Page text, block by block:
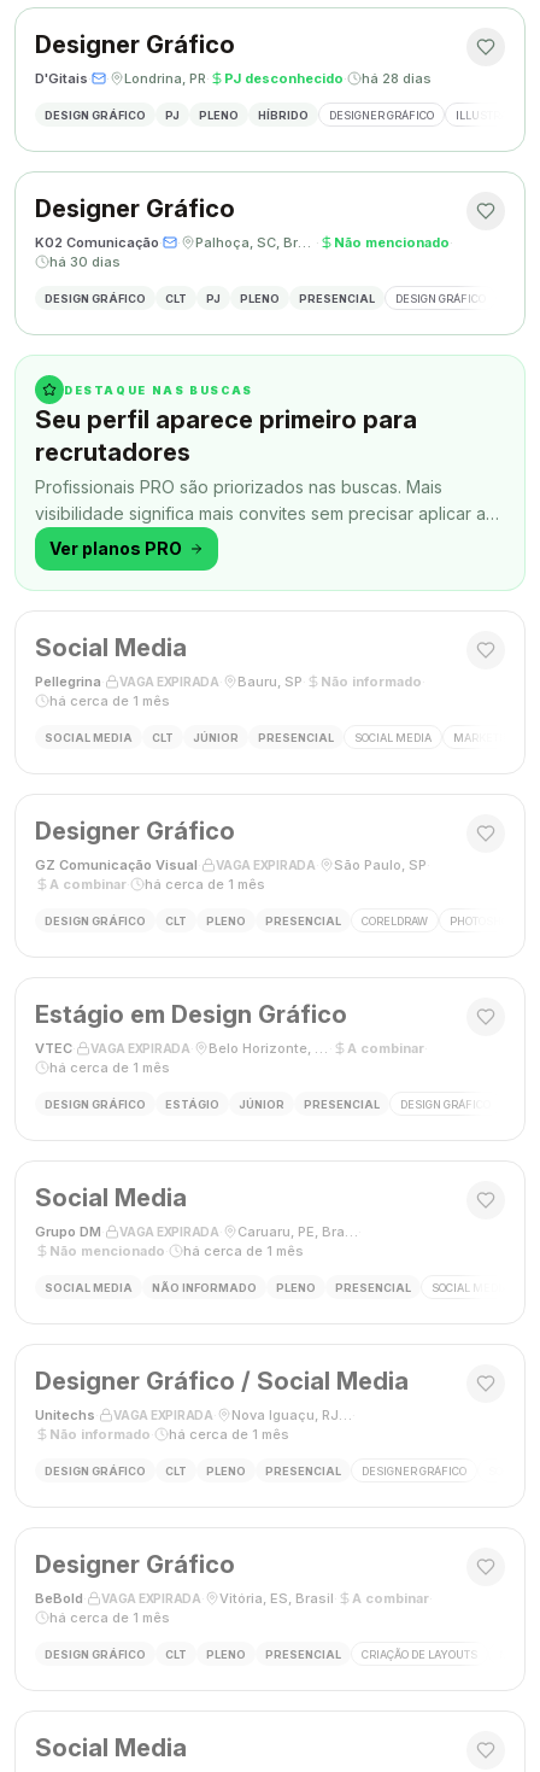
Designer Gráfico
D'Gitais· · Londrina, PR· PJ desconhecido· há 28 dias
DESIGN GRÁFICO PJ PLENO HÍBRIDO DESIGNER GRÁFICO ILLUSTRATOR
Designer Gráfico
K02 Comunicação· · Palhoça, SC, Brasil · Não mencionado·
há 30 dias
DESIGN GRÁFICO CLT PJ PLENO PRESENCIAL DESIGN GRÁFICO
DESTAQUE NAS BUSCAS
Seu perfil aparece primeiro para
recrutadores
Profissionais PRO são priorizados nas buscas. Mais
visibilidade significa mais convites sem precisar aplicar a
todo momento.
Ver planos PRO
Social Media
Pellegrina VAGA EXPIRADA Bauru, SP Não informado
há cerca de 1 mês
SOCIAL MEDIA CLT JÚNIOR PRESENCIAL SOCIAL MEDIA MARKETING
Designer Gráfico
GZ Comunicação Visual VAGA EXPIRADA São Paulo, SP
A combinar
há cerca de 1 mês
DESIGN GRÁFICO CLT PLENO PRESENCIAL CORELDRAW PHOTOSHOP
Estágio em Design Gráfico
VTEC VAGA EXPIRADA Belo Horizonte, MG A combinar·
há cerca de 1 mês
DESIGN GRÁFICO ESTÁGIO JÚNIOR PRESENCIAL DESIGN GRÁFICO
Social Media
Grupo DM VAGA EXPIRADA Caruaru, PE, Brasil
Não mencionado
há cerca de 1 mês
SOCIAL MEDIA NÃO INFORMADO PLENO PRESENCIAL SOCIAL MEDIA
Designer Gráfico / Social Media
Unitechs VAGA EXPIRADA Nova Iguaçu, RJ, Brasil
Não informado
há cerca de 1 mês
DESIGN GRÁFICO CLT PLENO PRESENCIAL DESIGNER GRÁFICO
Designer Gráfico
BeBold VAGA EXPIRADA Vitória, ES, Brasil A combinar·
há cerca de 1 mês
DESIGN GRÁFICO CLT PLENO PRESENCIAL CRIAÇÃO DE LAYOUTS
Social Media